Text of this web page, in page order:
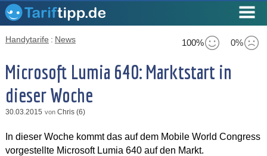
100% 0%
Handytarife : News
Microsoft Lumia 640: Marktstart in
dieser Woche
30.03.2015 von Chris (6)
In dieser Woche kommt das auf dem Mobile World Congress
vorgestellte Microsoft Lumia 640 auf den Markt.